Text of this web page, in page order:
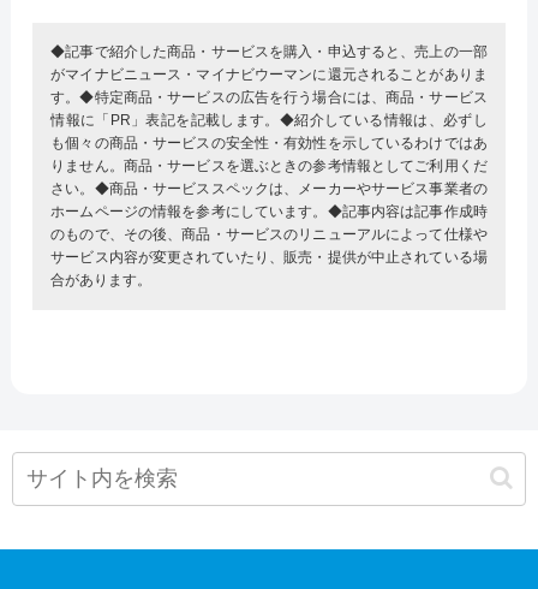
◆記事で紹介した商品・サービスを購入・申込すると、売上の一部
がマイナビニュース・マイナビウーマンに還元されることがありま
す。◆特定商品・サービスの広告を行う場合には、商品・サービス
情報に「PR」表記を記載します。◆紹介している情報は、必ずし
も個々の商品・サービスの安全性・有効性を示しているわけではあ
りません。商品・サービスを選ぶときの参考情報としてご利用くだ
さい。◆商品・サービススペックは、メーカーやサービス事業者の
ホームページの情報を参考にしています。◆記事内容は記事作成時
のもので、その後、商品・サービスのリニューアルによって仕様や
サービス内容が変更されていたり、販売・提供が中止されている場
合があります。